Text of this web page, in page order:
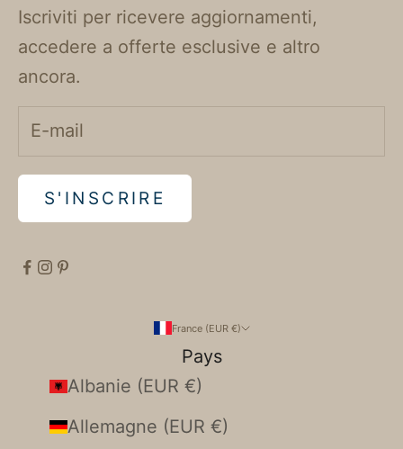
Iscriviti per ricevere aggiornamenti,
accedere a offerte esclusive e altro
ancora.
S'INSCRIRE
France (EUR €)
Pays
Albanie (EUR €)
Allemagne (EUR €)